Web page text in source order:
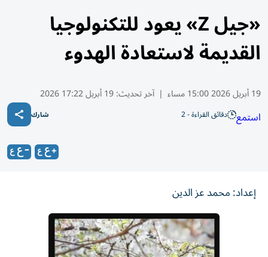
«جيل Z» يعود للتكنولوجيا
القديمة لاستعادة الهدوء
19 أبريل 2026 15:00 مساء | آخر تحديث:19 أبريل 17:22 2026
استمع دقائق القراءة - 2 شارك
إعداد: محمد عز الدين